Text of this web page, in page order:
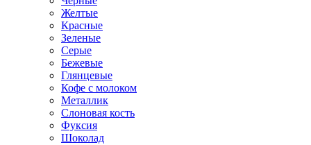
Желтые
Красные
Зеленые
Серые
Бежевые
Глянцевые
Кофе с молоком
Металлик
Слоновая кость
Фуксия
Шоколад